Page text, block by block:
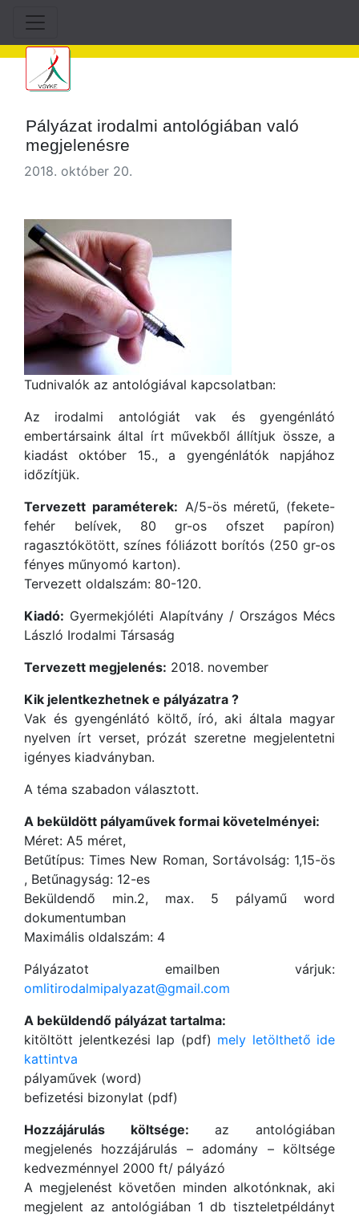
Pályázat irodalmi antológiában való
megjelenésre
2018. október 20.
Tudnivalók az antológiával kapcsolatban:
Az irodalmi antológiát vak és gyengénlátó
embertársaink által írt művekből állítjuk össze, a
kiadást október 15., a gyengénlátók napjához
időzítjük.
Tervezett paraméterek: A/5-ös méretű, (fekete-
fehér belívek, 80 gr-os ofszet papíron)
ragasztókötött, színes fóliázott borítós (250 gr-os
fényes műnyomó karton).
Tervezett oldalszám: 80-120.
Kiadó: Gyermekjóléti Alapítvány / Országos Mécs
László Irodalmi Társaság
Tervezett megjelenés: 2018. november
Kik jelentkezhetnek e pályázatra ?
Vak és gyengénlátó költő, író, aki általa magyar
nyelven írt verset, prózát szeretne megjelentetni
igényes kiadványban.
A téma szabadon választott.
A beküldött pályaművek formai követelményei:
Méret: A5 méret,
Betűtípus: Times New Roman, Sortávolság: 1,15-ös
, Betűnagyság: 12-es
Beküldendő min.2, max. 5 pályamű word
dokumentumban
Maximális oldalszám: 4
Pályázatot emailben várjuk:
omlitirodalmipalyazat@gmail.com
A beküldendő pályázat tartalma:
kitöltött jelentkezési lap (pdf) mely letölthető ide
kattintva
pályaművek (word)
befizetési bizonylat (pdf)
Hozzájárulás költsége: az antológiában
megjelenés hozzájárulás – adomány – költsége
kedvezménnyel 2000 ft/ pályázó
A megjelenést követően minden alkotónknak, aki
megjelent az antológiában 1 db tiszteletpéldányt